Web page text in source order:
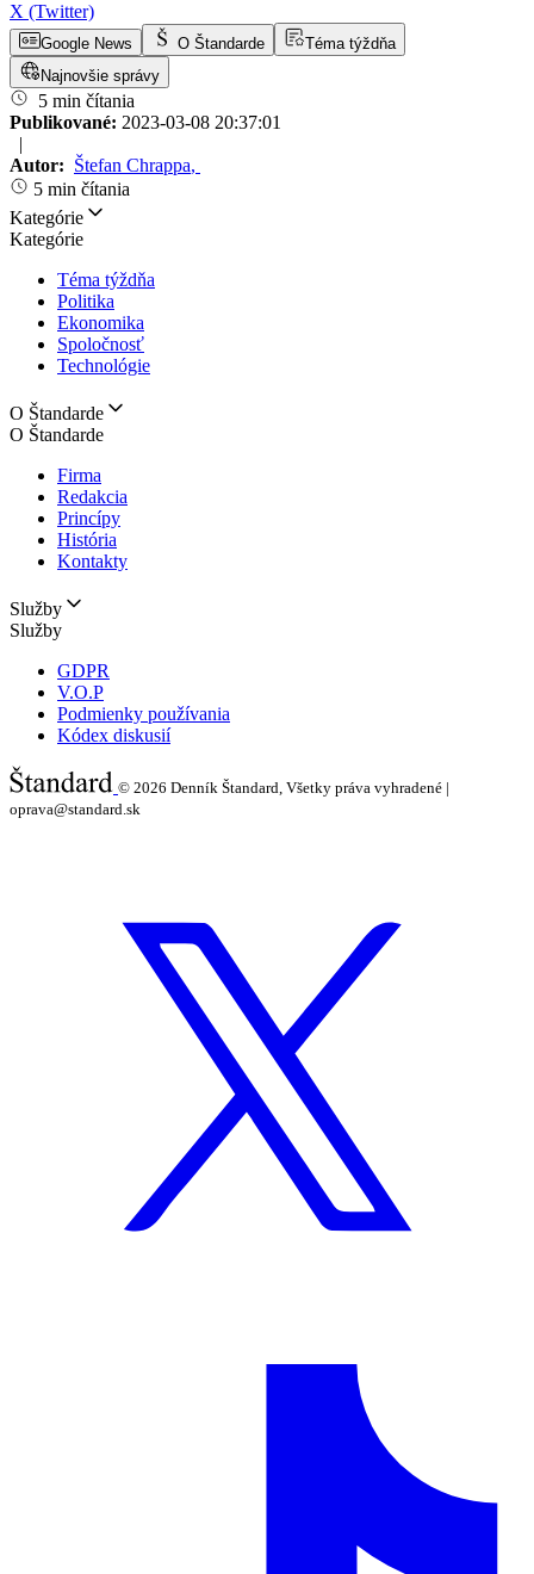
X (Twitter)
Google News O Štandarde
Téma týždňa
Najnovšie správy
5 min čítania
Publikované: 2023-03-08 20:37:01
|
Autor: Štefan Chrappa,
5 min čítania
Kategórie
Kategórie
Téma týždňa
Politika
Ekonomika
Spoločnosť
Technológie
O Štandarde
O Štandarde
Firma
Redakcia
Princípy
História
Kontakty
Služby
Služby
GDPR
V.O.P
Podmienky používania
Kódex diskusií
© 2026 Denník Štandard, Všetky práva vyhradené |
oprava@standard.sk